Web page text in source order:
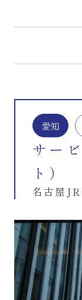
愛知
サー
ト）
名古屋